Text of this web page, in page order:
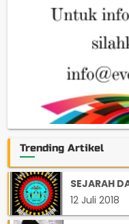
Trending Artikel
SEJARAH
12 Juli 2018